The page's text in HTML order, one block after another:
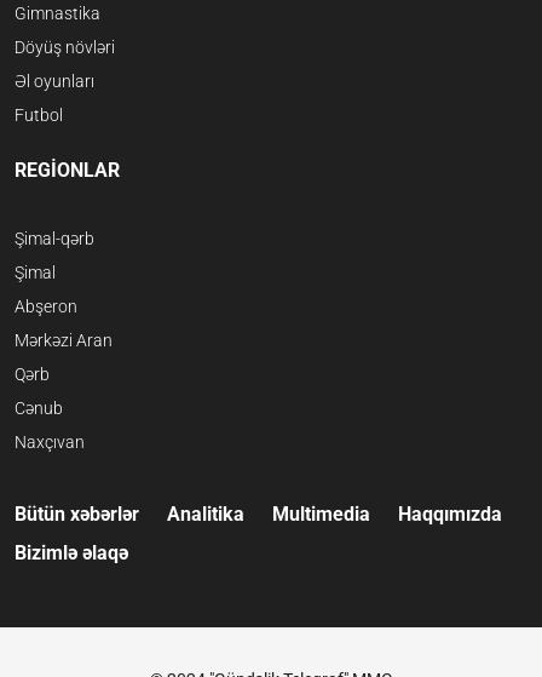
Gimnastika
Döyüş növləri
Əl oyunları
Futbol
REGİONLAR
Şimal-qərb
Şimal
Abşeron
Mərkəzi Aran
Qərb
Cənub
Naxçıvan
Bütün xəbərlər Analitika Multimedia
Haqqımızda
Bizimlə əlaqə